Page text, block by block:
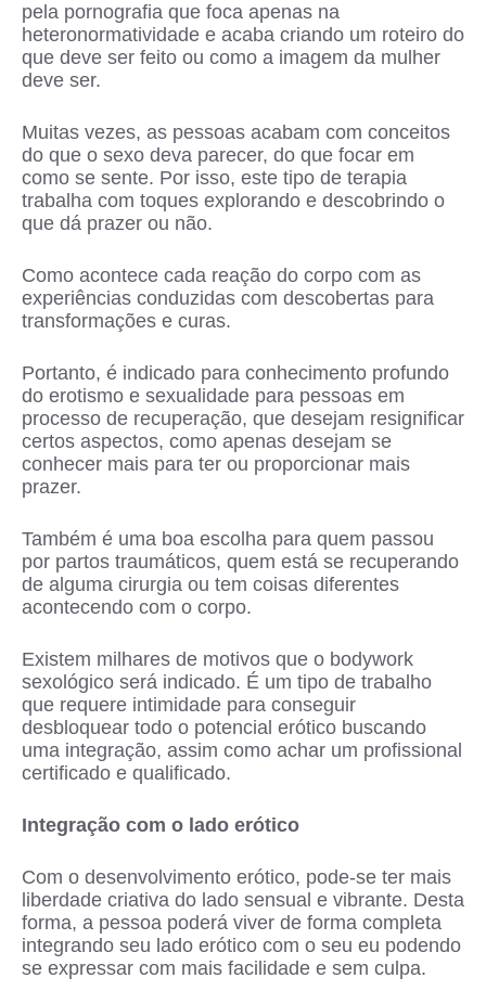
pela pornografia que foca apenas na
heteronormatividade e acaba criando um roteiro do
que deve ser feito ou como a imagem da mulher
deve ser.
Muitas vezes, as pessoas acabam com conceitos
do que o sexo deva parecer, do que focar em
como se sente. Por isso, este tipo de terapia
trabalha com toques explorando e descobrindo o
que dá prazer ou não.
Como acontece cada reação do corpo com as
experiências conduzidas com descobertas para
transformações e curas.
Portanto, é indicado para conhecimento profundo
do erotismo e sexualidade para pessoas em
processo de recuperação, que desejam resignificar
certos aspectos, como apenas desejam se
conhecer mais para ter ou proporcionar mais
prazer.
Também é uma boa escolha para quem passou
por partos traumáticos, quem está se recuperando
de alguma cirurgia ou tem coisas diferentes
acontecendo com o corpo.
Existem milhares de motivos que o bodywork
sexológico será indicado. É um tipo de trabalho
que requere intimidade para conseguir
desbloquear todo o potencial erótico buscando
uma integração, assim como achar um profissional
certificado e qualificado.
Integração com o lado erótico
Com o desenvolvimento erótico, pode-se ter mais
liberdade criativa do lado sensual e vibrante. Desta
forma, a pessoa poderá viver de forma completa
integrando seu lado erótico com o seu eu podendo
se expressar com mais facilidade e sem culpa.